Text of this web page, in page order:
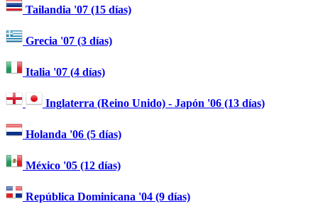
Tailandia '07 (15 días)
Grecia '07 (3 días)
Italia '07 (4 días)
Inglaterra (Reino Unido) - Japón '06 (13 días)
Holanda '06 (5 días)
México '05 (12 días)
República Dominicana '04 (9 días)